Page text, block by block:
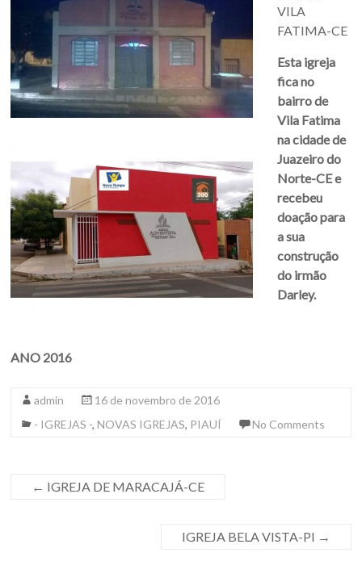
VILA
FATIMA-CE
Esta igreja
fica no
bairro de
Vila Fatima
na cidade de
Juazeiro do
Norte-CE e
recebeu
doação para
a sua
construção
do irmão
Darley.
ANO 2016
admin
16 de novembro de 2016
- IGREJAS -,NOVAS IGREJAS, PIAUÍ No Comments
← IGREJA DE MARACAJÁ-CE
IGREJA BELA VISTA-PI →